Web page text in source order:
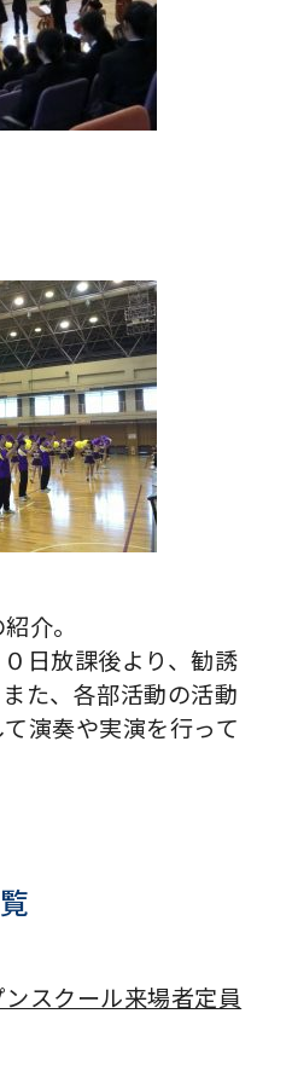
介。
日放課後より、勧誘
た、各部活動の活動
演奏や実演を行って
スクール来場者定員